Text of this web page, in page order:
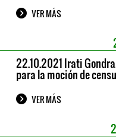
VER MÁS
22.10.2021 Irati
para la moción de
VER MÁS